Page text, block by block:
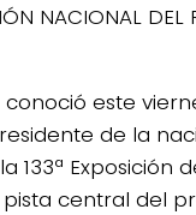
NACIONAL DEL
conoció este
de la
133ª Exposición
central del